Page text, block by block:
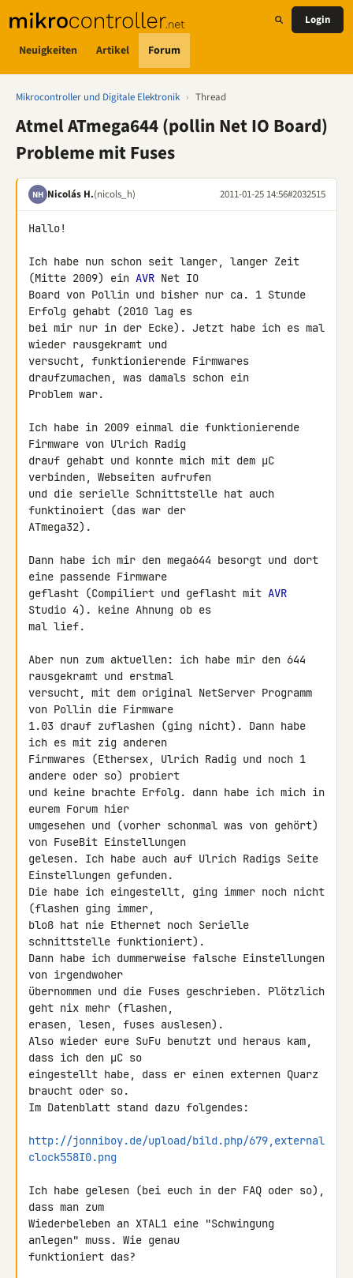
Neuigkeiten Artikel Forum
Login
Mikrocontroller und Digitale Elektronik › Thread
Atmel ATmega644 (pollin Net IO Board)
Probleme mit Fuses
NH Nicolás H.(nicols_h) 2011-01-25 14:56#2032515
Hallo!
Ich habe nun schon seit langer, langer Zeit
(Mitte 2009) ein AVR Net IO
Board von Pollin und bisher nur ca. 1 Stunde
Erfolg gehabt (2010 lag es
bei mir nur in der Ecke). Jetzt habe ich es mal
wieder rausgekramt und
versucht, funktionierende Firmwares
draufzumachen, was damals schon ein
Problem war.
Ich habe in 2009 einmal die funktionierende
Firmware von Ulrich Radig
drauf gehabt und konnte mich mit dem μC
verbinden, Webseiten aufrufen
und die serielle Schnittstelle hat auch
funktinoiert (das war der
ATmega32).
Dann habe ich mir den mega644 besorgt und dort
eine passende Firmware
geflasht (Compiliert und geflasht mit AVR
Studio 4). keine Ahnung ob es
mal lief.
Aber nun zum aktuellen: ich habe mir den 644
rausgekramt und erstmal
versucht, mit dem original NetServer Programm
von Pollin die Firmware
1.03 drauf zuflashen (ging nicht). Dann habe
ich es mit zig anderen
Firmwares (Ethersex, Ulrich Radig und noch 1
andere oder so) probiert
und keine brachte Erfolg. dann habe ich mich in
eurem Forum hier
umgesehen und (vorher schonmal was von gehört)
von FuseBit Einstellungen
gelesen. Ich habe auch auf Ulrich Radigs Seite
Einstellungen gefunden.
Die habe ich eingestellt, ging immer noch nicht
(flashen ging immer,
bloß hat nie Ethernet noch Serielle
schnittstelle funktioniert).
Dann habe ich dummerweise falsche Einstellungen
von irgendwoher
übernommen und die Fuses geschrieben. Plötzlich
geht nix mehr (flashen,
erasen, lesen, fuses auslesen).
Also wieder eure SuFu benutzt und heraus kam,
dass ich den μC so
eingestellt habe, dass er einen externen Quarz
braucht oder so.
Im Datenblatt stand dazu folgendes:
http://jonniboy.de/upload/bild.php/679,external
clock558I0.png
Ich habe gelesen (bei euch in der FAQ oder so),
dass man zum
Wiederbeleben an XTAL1 eine "Schwingung
anlegen" muss. Wie genau
funktioniert das?